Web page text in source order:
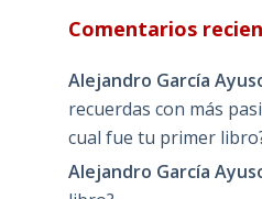
Comentarios
Alejandro García
recuerdas con más
cual fue tu primer
Alejandro García